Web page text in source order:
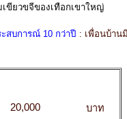
ขียวขจีของเทือกเขาใหญ่
สบการณ์ 10 กว่าปี : เพื่อนบ้าน
20,000 บาท